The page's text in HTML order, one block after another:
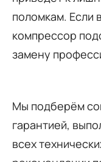
поломкам. Если
компрессор
замену
Мы подберём
гарантией,
всех